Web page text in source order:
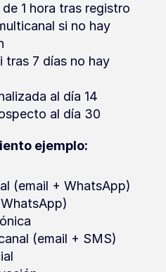
1 hora tras registro
si no hay
tras 7 días no hay
al día 14
al día 30
ejemplo:
(email + WhatsApp)
(email + SMS)